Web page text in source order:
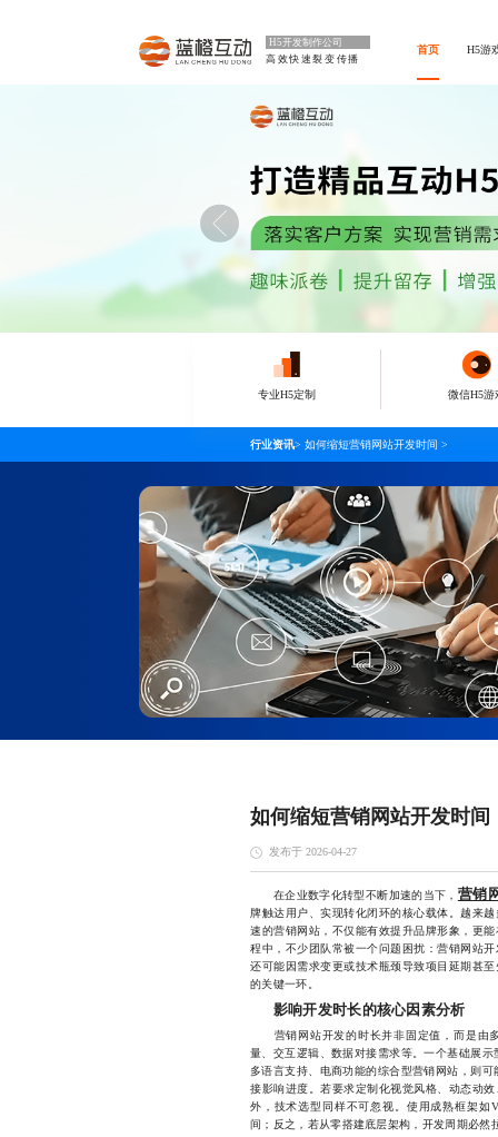
H5开发制作公司
高效快速裂变传播
首页 H5游
专业H5定制 微信H5游
行业资讯> 如何缩短营销网站开发时间 >
如何缩短营销网站开发时间
发布于 2026-04-27
在企业数字化转型不断加速的当下， 营销
牌触达用户、实现转化闭环的核心载体。越来
速的营销网站，不仅能有效提升品牌形象，更
程中，不少团队常被一个问题困扰：营销网站
还可能因需求变更或技术瓶颈导致项目延期甚
的关键一环。
影响开发时长的核心因素分析
营销网站开发的时长并非固定值，而是由
量、交互逻辑、数据对接需求等。一个基础展
多语言支持、电商功能的综合型营销网站，则
接影响进度。若要求定制化视觉风格、动态动
外，技术选型同样不可忽视。使用成熟框架如
间；反之，若从零搭建底层架构，开发周期必然